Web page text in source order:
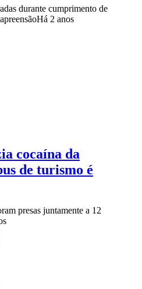
durante cumprimento de
Há 2 anos
cocaína da
de turismo é
presas juntamente a 12